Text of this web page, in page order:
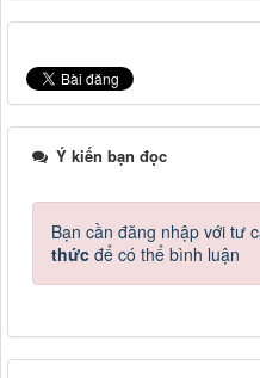
Ý kiến bạn đọc
Bạn cần đăng nhập với tư
thức để có thể bình luận